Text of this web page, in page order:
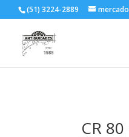
(51) 3224-2889
CR